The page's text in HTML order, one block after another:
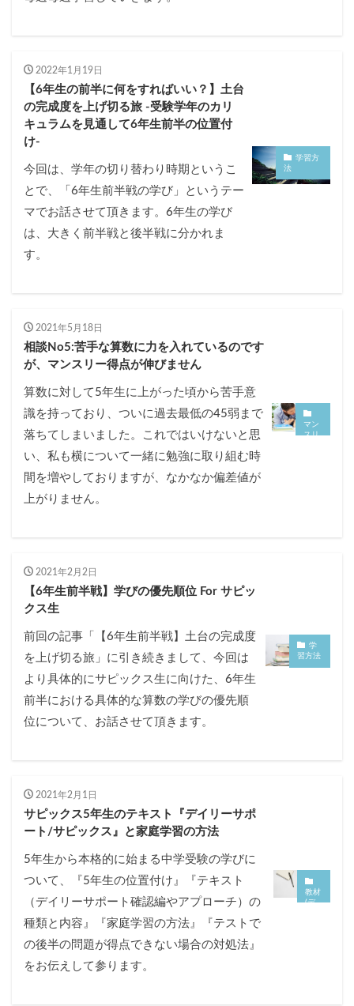
学習方
法
2022年1月19日
【6年生の前半に何をすればいい？】土台
の完成度を上げ切る旅 -受験学年のカリ
キュラムを見通して6年生前半の位置付
け-
今回は、学年の切り替わり時期というこ
とで、「6年生前半戦の学び」というテー
マでお話させて頂きます。6年生の学び
は、大きく前半戦と後半戦に分かれま
す。
マン
スリ
2021年5月18日
相談No5:苦手な算数に力を入れているのです
が、マンスリー得点が伸びません
算数に対して5年生に上がった頃から苦手意
識を持っており、ついに過去最低の45弱まで
落ちてしまいました。これではいけないと思
い、私も横について一緒に勉強に取り組む時
間を増やしておりますが、なかなか偏差値が
上がりません。
学
習方法
2021年2月2日
【6年生前半戦】学びの優先順位 For サピッ
クス生
前回の記事「【6年生前半戦】土台の完成度
を上げ切る旅」に引き続きまして、今回は
より具体的にサピックス生に向けた、6年生
前半における具体的な算数の学びの優先順
位について、お話させて頂きます。
教材
(デ
2021年2月1日
サピックス5年生のテキスト『デイリーサポ
ート/サピックス』と家庭学習の方法
5年生から本格的に始まる中学受験の学びに
ついて、『5年生の位置付け』『テキスト
（デイリーサポート確認編やアプローチ）の
種類と内容』『家庭学習の方法』『テストで
の後半の問題が得点できない場合の対処法』
をお伝えして参ります。